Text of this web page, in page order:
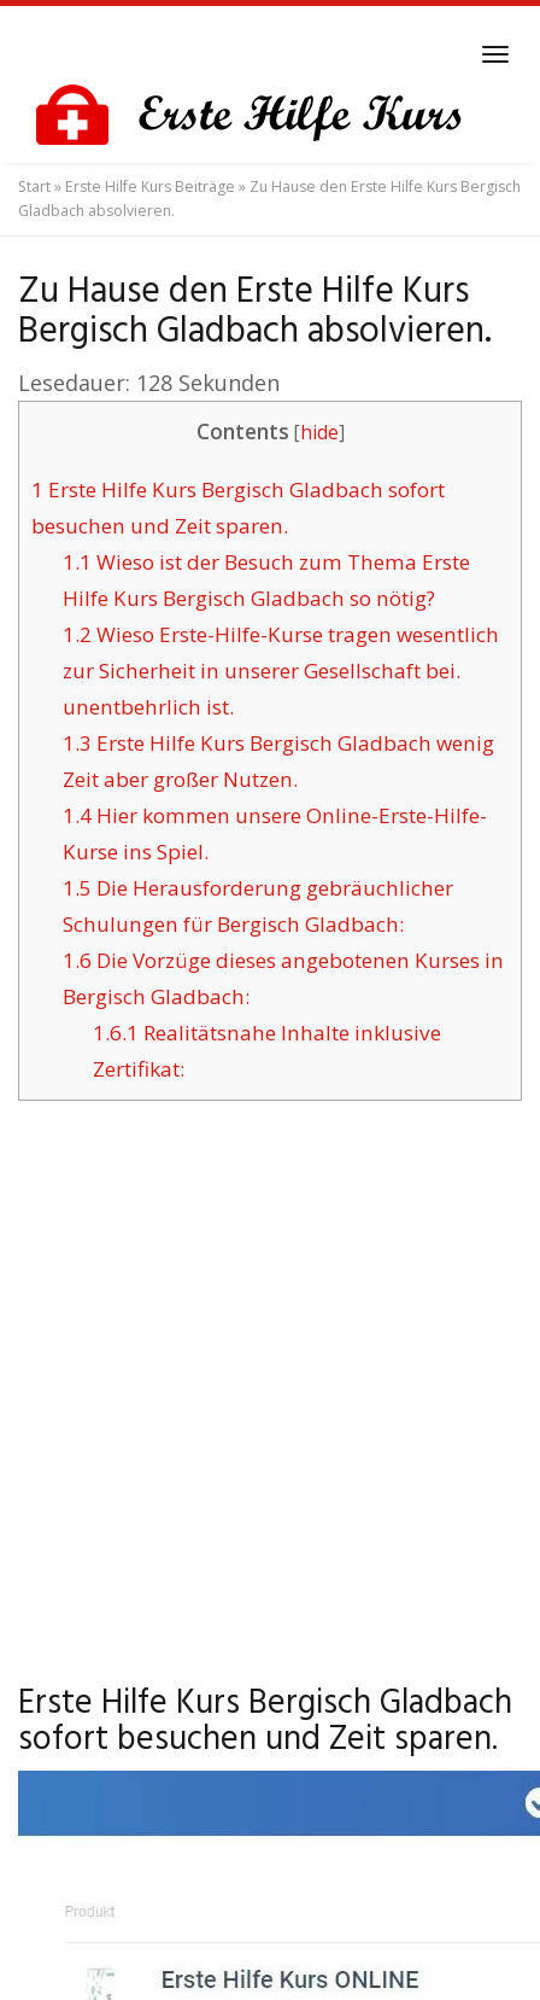
content
Start» Erste Hilfe Kurs Beiträge » Zu Hause den Erste Hilfe Kurs Bergisch
Gladbach absolvieren.
Zu Hause den Erste Hilfe Kurs
Bergisch Gladbach absolvieren.
Lesedauer: 128 Sekunden
Contents [hide]
1 Erste Hilfe Kurs Bergisch Gladbach sofort
besuchen und Zeit sparen.
1.1 Wieso ist der Besuch zum Thema Erste
Hilfe Kurs Bergisch Gladbach so nötig?
1.2 Wieso Erste-Hilfe-Kurse tragen wesentlich
zur Sicherheit in unserer Gesellschaft bei.
unentbehrlich ist.
1.3 Erste Hilfe Kurs Bergisch Gladbach wenig
Zeit aber großer Nutzen.
1.4Hier kommen unsere Online-Erste-Hilfe-
Kurse ins Spiel.
1.5 Die Herausforderung gebräuchlicher
Schulungen für Bergisch Gladbach:
1.6 Die Vorzüge dieses angebotenen Kurses in
Bergisch Gladbach:
1.6.1 Realitätsnahe Inhalte inklusive
Zertifikat:
Erste Hilfe Kurs Bergisch Gladbach
sofort besuchen und Zeit sparen.